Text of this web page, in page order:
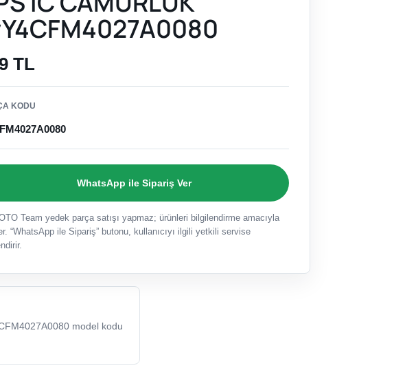
TL
KODU
WhatsApp ile Sipariş Ver
Team yedek parça satışı yapmaz; ürünleri bilgilendirme amacıyla
“WhatsApp ile Sipariş” butonu, kullanıcıyı ilgili yetkili servise
model kodu